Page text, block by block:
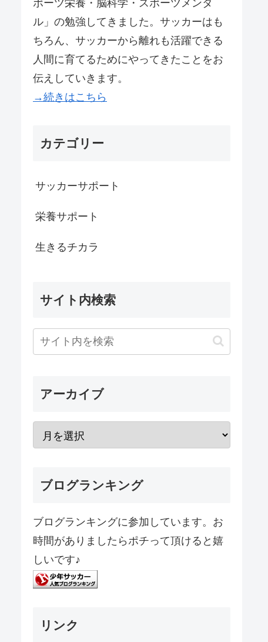
ポーツ栄養・脳科学・スポーツメンタ
ル」の勉強してきました。サッカーはも
ちろん、サッカーから離れも活躍できる
人間に育てるためにやってきたことをお
伝えしていきます。
→続きはこちら
カテゴリー
サッカーサポート
栄養サポート
生きるチカラ
サイト内検索
アーカイブ
ブログランキング
ブログランキングに参加しています。お
時間がありましたらポチって頂けると嬉
しいです♪
リンク